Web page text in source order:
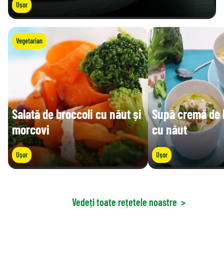
Ușor
Vegetarian
Salată de broccoli cu năut și
morcovi
Ușor
Supă cremă
cu năut
Ușor
Vedeți toate rețetele noastre >